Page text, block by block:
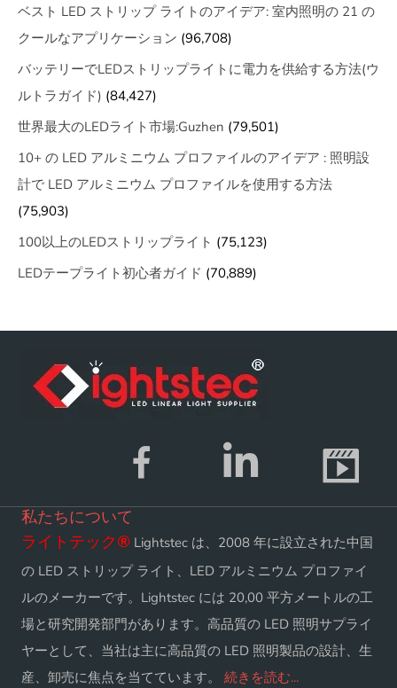
ベスト LED ストリップ ライトのアイデア: 室内照明の 21 の
クールなアプリケーション (96,708)
バッテリーでLEDストリップライトに電力を供給する方法(ウ
ルトラガイド) (84,427)
世界最大のLEDライト市場:Guzhen (79,501)
10+ の LED アルミニウム プロファイルのアイデア : 照明設
計で LED アルミニウム プロファイルを使用する方法
(75,903)
100以上のLEDストリップライト (75,123)
LEDテープライト初心者ガイド (70,889)
私たちについて
ライトテック® Lightstec は、2008 年に設立された中国
の LED ストリップ ライト、LED アルミニウム プロファイ
ルのメーカーです。Lightstec には 20,00 平方メートルの工
場と研究開発部門があります。高品質の LED 照明サプライ
ヤーとして、当社は主に高品質の LED 照明製品の設計、生
産、卸売に焦点を当てています。 続きを読む...